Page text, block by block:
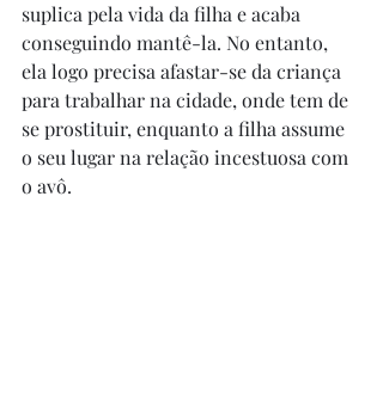
suplica pela vida da filha e acaba
conseguindo mantê-la. No entanto,
ela logo precisa afastar-se da criança
para trabalhar na cidade, onde tem de
se prostituir, enquanto a filha assume
o seu lugar na relação incestuosa com
o avô.